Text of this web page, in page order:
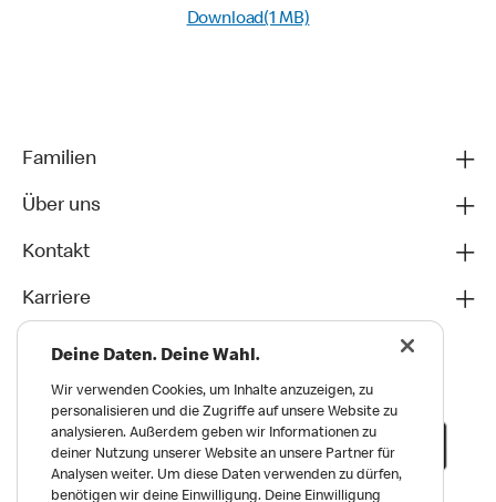
Download(1 MB)
Familien
Über uns
Kontakt
Karriere
Deine Daten. Deine Wahl.
Wir verwenden Cookies, um Inhalte anzuzeigen, zu
personalisieren und die Zugriffe auf unsere Website zu
analysieren. Außerdem geben wir Informationen zu
deiner Nutzung unserer Website an unsere Partner für
Analysen weiter. Um diese Daten verwenden zu dürfen,
benötigen wir deine Einwilligung. Deine Einwilligung